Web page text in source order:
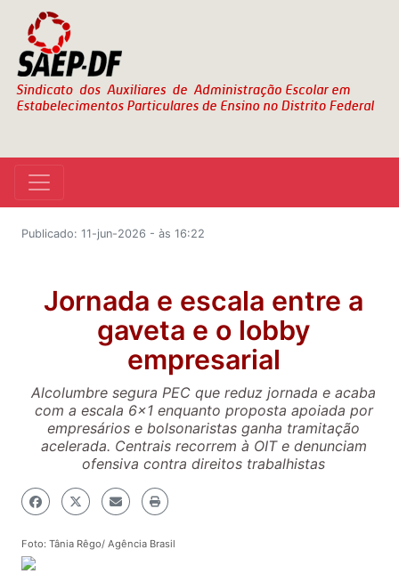
Publicado: 11-jun-2026 - às 16:22
Jornada e escala entre a
gaveta e o lobby
empresarial
Alcolumbre segura PEC que reduz jornada e acaba
com a escala 6x1 enquanto proposta apoiada por
empresários e bolsonaristas ganha tramitação
acelerada. Centrais recorrem à OIT e denunciam
ofensiva contra direitos trabalhistas
Foto: Tânia Rêgo/ Agência Brasil